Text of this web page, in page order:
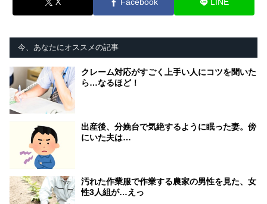
X Facebook LINE
今、あなたにオススメの記事
クレーム対応がすごく上手い人にコツを聞いた
ら…なるほど！
出産後、分娩台で気絶するように眠った妻。傍
にいた夫は…
汚れた作業服で作業する農家の男性を見た、女
性3人組が…えっ